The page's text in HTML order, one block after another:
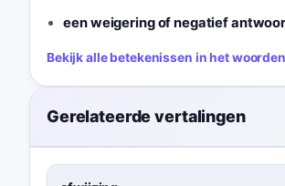
een weigering of negatief
Bekijk alle betekenissen in het
Gerelateerde vertalingen